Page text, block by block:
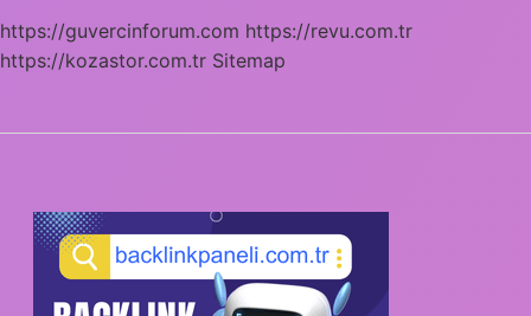
https://guvercinforum.com https://revu.com.tr
https://kozastor.com.tr Sitemap
SIDEBAR